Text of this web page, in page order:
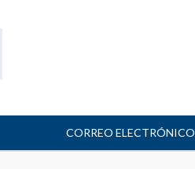
CORREO ELECTRÓNICO